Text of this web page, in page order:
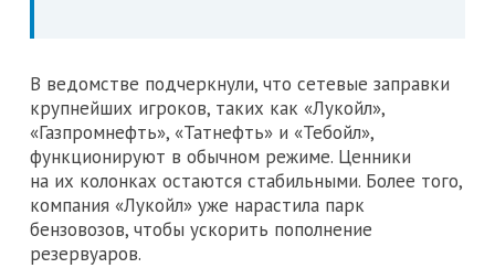
В ведомстве подчеркнули, что сетевые заправки
крупнейших игроков, таких как «Лукойл»,
«Газпромнефть», «Татнефть» и «Тебойл»,
функционируют в обычном режиме. Ценники
на их колонках остаются стабильными. Более того,
компания «Лукойл» уже нарастила парк
бензовозов, чтобы ускорить пополнение
резервуаров.